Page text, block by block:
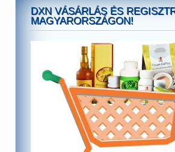
DXN VÁSÁRLÁS ÉS
MAGYARORSZÁGON!